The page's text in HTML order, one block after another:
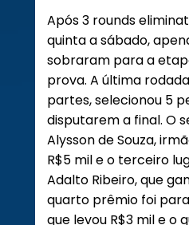
Após 3 rounds
quinta a sábado,
sobraram para a
prova. A última
partes, selecionou 5
disputarem a final. O
Alysson de Souza,
R$5 mil e o terceiro
Adalto Ribeiro, que
quarto prêmio foi
que levou R$3 mil e o